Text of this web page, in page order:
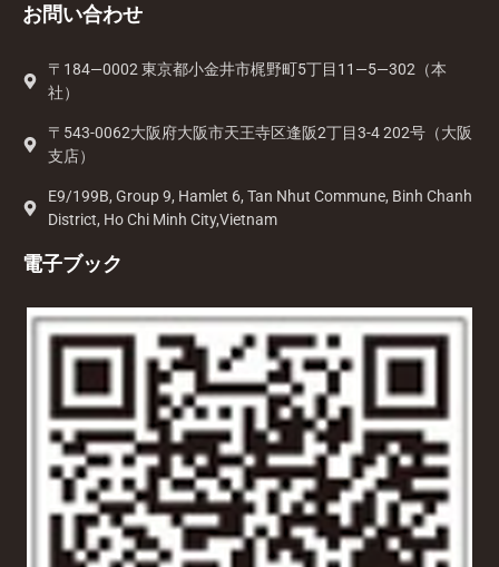
お問い合わせ
〒184—0002 東京都小金井市梶野町5丁目11—5—302（本
社）
〒543-0062大阪府大阪市天王寺区逢阪2丁目3-4 202号（大阪
支店）
E9/199B, Group 9, Hamlet 6, Tan Nhut Commune, Binh Chanh
District, Ho Chi Minh City,Vietnam
電子ブック